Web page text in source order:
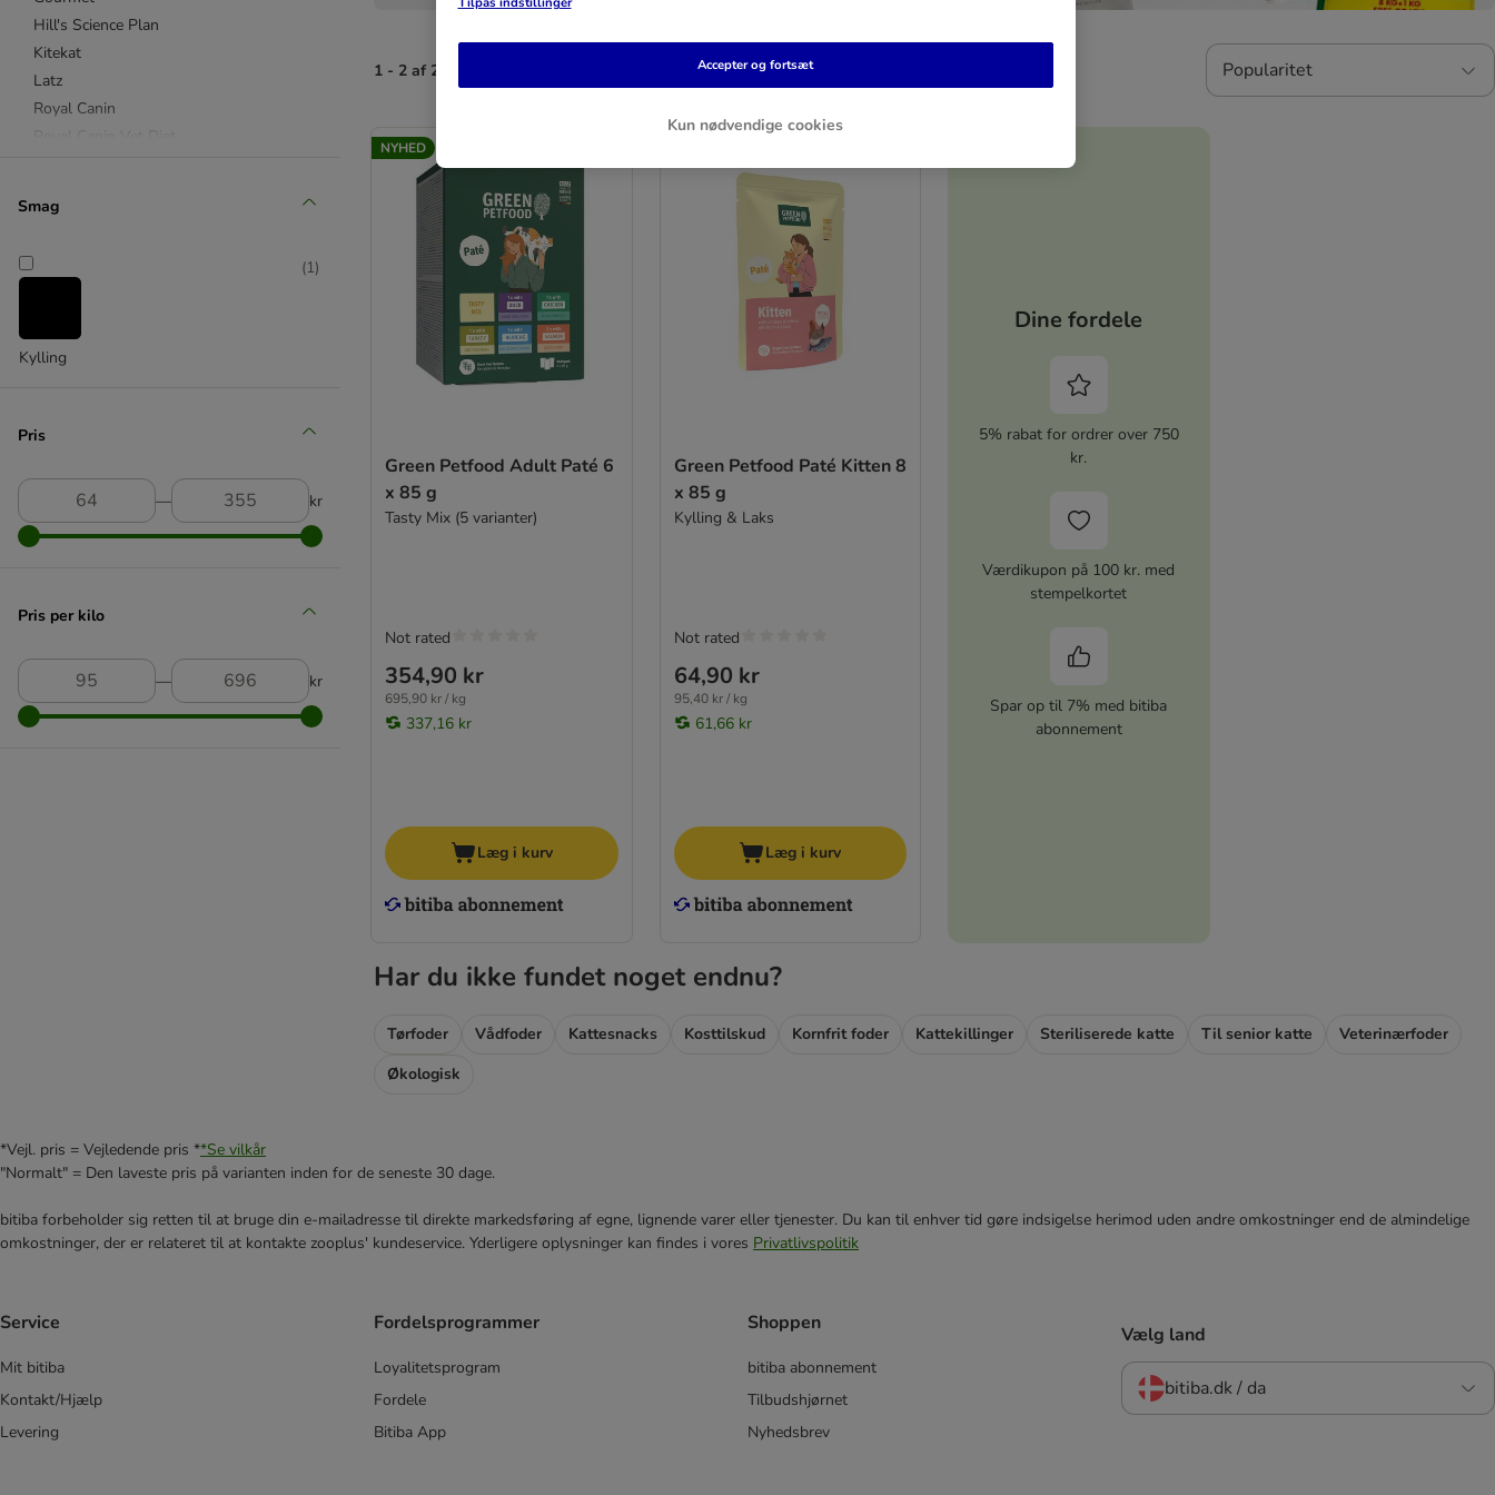
Hill's Science Plan
Kitekat
Latz
Royal Canin
Whiskas
Almo Nature
Beaphar
Brit
Catessy
Concept for Life Veterinary Diet
Cosma Nature
Feringa
Green Petfood
Happy Cat
Purizon
Rosie's Farm
Schesir
Schmusy
Yarrah
Virbac Veterinary HPM
Wild Freedom
% Sparepakker
Smag
Kylling
(1)
Pris
― kr
Pris per kilo
― kr
1 - 2 af 2 resultater Popularitet
NYHED
Green Petfood Adult Paté 6
x 85 g
Tasty Mix (5 varianter)
354,90 kr
695,90 kr / kg
337,16 kr
Not rated
Læg i kurv
Green Petfood Paté Kitten 8
x 85 g
Kylling & Laks
64,90 kr
95,40 kr / kg
61,66 kr
Not rated
Læg i kurv
Dine fordele
5% rabat for ordrer over 750
kr.
Værdikupon på 100 kr. med
stempelkortet
Spar op til 7% med bitiba
abonnement
Har du ikke fundet noget endnu?
Tørfoder Vådfoder Kattesnacks Kosttilskud Kornfrit foder Kattekillinger Steriliserede katte Til senior katte
Veterinærfoder
Økologisk
*Vejl. pris = Vejledende pris **Se vilkår
"Normalt" = Den laveste pris på varianten inden for de seneste 30 dage.
bitiba forbeholder sig retten til at bruge din e-mailadresse til direkte markedsføring af egne, lignende varer eller tjenester. Du kan til enhver tid gøre indsigelse herimod uden andre omkostninger end de almindelige
omkostninger, der er relateret til at kontakte zooplus' kundeservice. Yderligere oplysninger kan findes i vores Privatlivspolitik
Service
Mit bitiba
Kontakt/Hjælp
Levering
Fordelsprogrammer
Loyalitetsprogram
Fordele
Bitiba App
Shoppen
bitiba abonnement
Tilbudshjørnet
Nyhedsbrev
Vælg land
bitiba.dk / da
Kun nødvendige cookies
Accepter og fortsæt